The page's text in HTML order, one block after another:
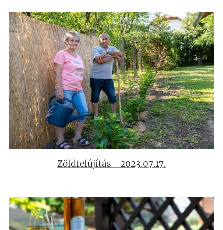
Zöldfelújítás - 2023.07.17.